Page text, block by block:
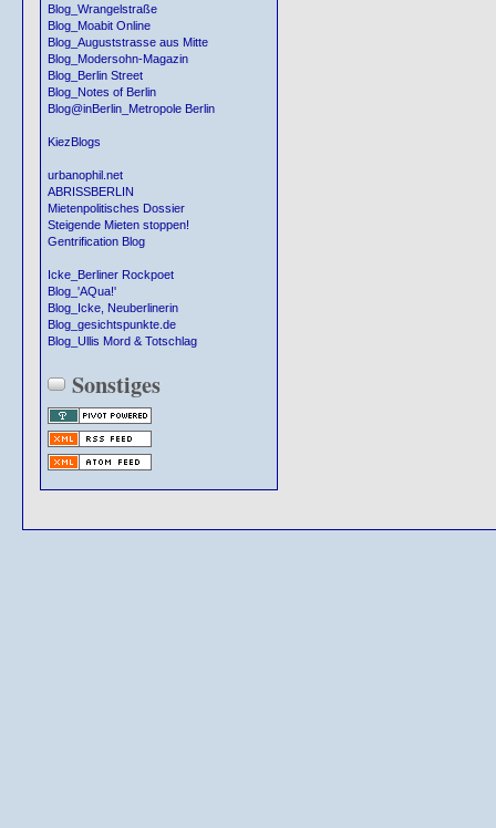
Blog_Wrangelstraße
Blog_Moabit Online
Blog_Auguststrasse aus Mitte
Blog_Modersohn-Magazin
Blog_Berlin Street
Blog_Notes of Berlin
Blog@inBerlin_Metropole Berlin
KiezBlogs
urbanophil.net
ABRISSBERLIN
Mietenpolitisches Dossier
Steigende Mieten stoppen!
Gentrification Blog
Icke_Berliner Rockpoet
Blog_'AQua!'
Blog_Icke, Neuberlinerin
Blog_gesichtspunkte.de
Blog_Ullis Mord & Totschlag
Sonstiges